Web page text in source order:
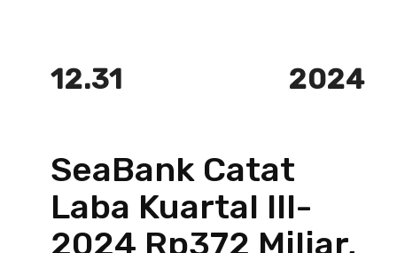
12.31 2024
SeaBank Catat
Laba Kuartal III-
2024 Rp372 Miliar,